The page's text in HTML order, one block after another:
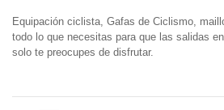
Equipación ciclista, Gafas de Ciclismo,
todo lo que necesitas para que las salidas
solo te preocupes de disfrutar.